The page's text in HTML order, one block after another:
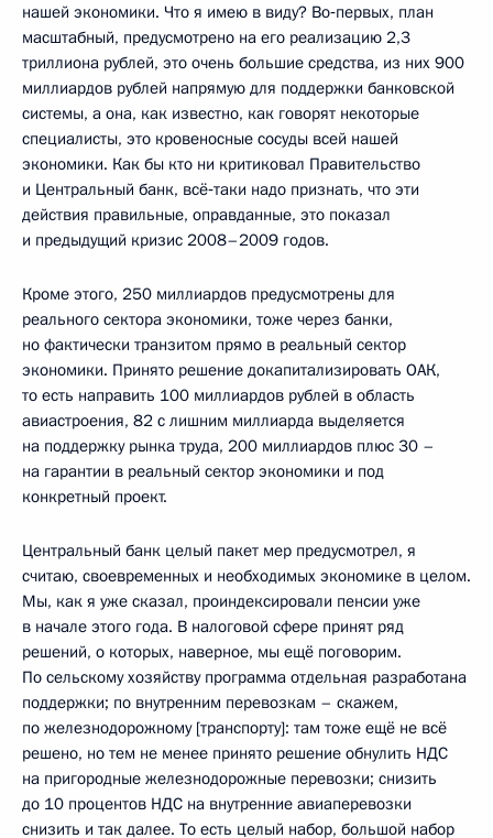
нашей экономики. Что я имею в виду? Во‑первых, план
масштабный, предусмотрено на его реализацию 2,3
триллиона рублей, это очень большие средства, из них 900
миллиардов рублей напрямую для поддержки банковской
системы, а она, как известно, как говорят некоторые
специалисты, это кровеносные сосуды всей нашей
экономики. Как бы кто ни критиковал Правительство
и Центральный банк, всё‑таки надо признать, что эти
действия правильные, оправданные, это показал
и предыдущий кризис 2008–2009 годов.
Кроме этого, 250 миллиардов предусмотрены для
реального сектора экономики, тоже через банки,
но фактически транзитом прямо в реальный сектор
экономики. Принято решение докапитализировать ОАК,
то есть направить 100 миллиардов рублей в область
авиастроения, 82 с лишним миллиарда выделяется
на поддержку рынка труда, 200 миллиардов плюс 30 –
на гарантии в реальный сектор экономики и под
конкретный проект.
Центральный банк целый пакет мер предусмотрел, я
считаю, своевременных и необходимых экономике в целом.
Мы, как я уже сказал, проиндексировали пенсии уже
в начале этого года. В налоговой сфере принят ряд
решений, о которых, наверное, мы ещё поговорим.
По сельскому хозяйству программа отдельная разработана
поддержки; по внутренним перевозкам – скажем,
по железнодорожному [транспорту]: там тоже ещё не всё
решено, но тем не менее принято решение обнулить НДС
на пригородные железнодорожные перевозки; снизить
до 10 процентов НДС на внутренние авиаперевозки
снизить и так далее. То есть целый набор, большой набор